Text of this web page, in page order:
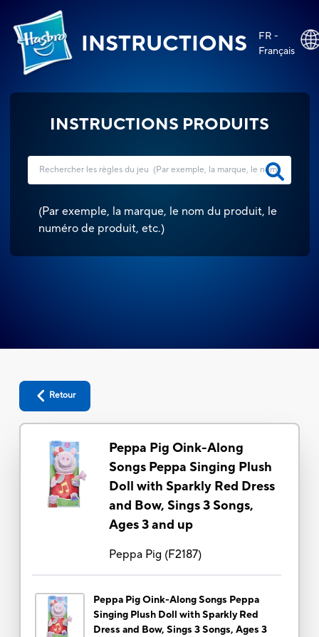
INSTRUCTIONS
FR -
Français
INSTRUCTIONS PRODUITS
(Par exemple, la marque, le nom du produit, le
numéro de produit, etc.)
Retour
Peppa Pig Oink-Along
Songs Peppa Singing Plush
Doll with Sparkly Red Dress
and Bow, Sings 3 Songs,
Ages 3 and up
Peppa Pig (F2187)
Peppa Pig Oink-Along Songs Peppa
Singing Plush Doll with Sparkly Red
Dress and Bow, Sings 3 Songs, Ages 3